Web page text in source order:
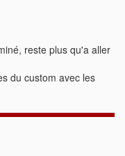
reste plus qu'a aller
du custom avec les